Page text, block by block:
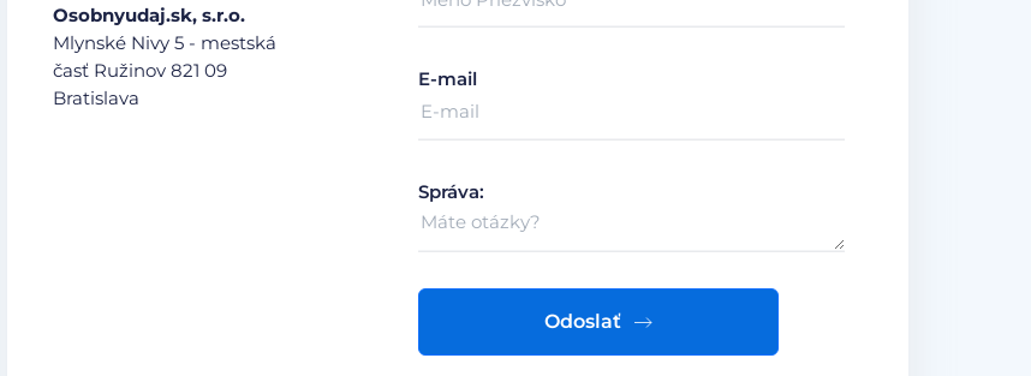
Osobnyudaj.sk, s.r.o.
Mlynské Nivy 5 - mestská
časť Ružinov 821 09
Bratislava
E-mail
Správa:
Odoslať